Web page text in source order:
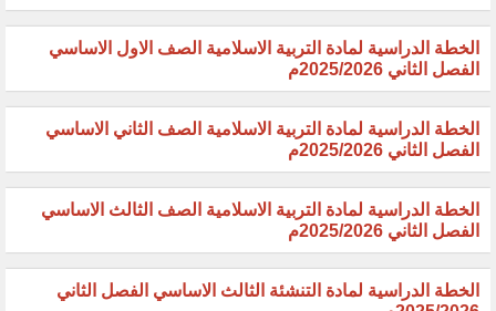
الخطة الدراسية لمادة التربية الاسلامية الصف الاول الاساسي
الفصل الثاني 2025/2026م
الخطة الدراسية لمادة التربية الاسلامية الصف الثاني الاساسي
الفصل الثاني 2025/2026م
الخطة الدراسية لمادة التربية الاسلامية الصف الثالث الاساسي
الفصل الثاني 2025/2026م
الخطة الدراسية لمادة التنشئة الثالث الاساسي الفصل الثاني